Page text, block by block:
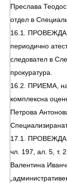
Преслава
отдел в
16.1. ПРОВЕЖДА,
периодично
следовател в
прокуратура.
16.2. ПРИЕМА, на
комплексна
Петрова
17.1. ПРОВЕЖДА,
чл. 197, ал. 5, т.
Валентина